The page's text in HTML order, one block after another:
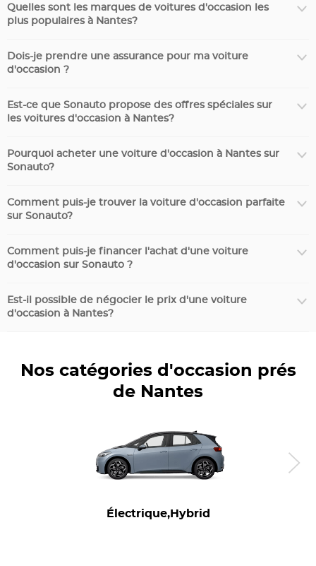
Quelles sont les marques de voitures d'occasion les
plus populaires à Nantes?
Dois-je prendre une assurance pour ma voiture
d'occasion ?
Est-ce que Sonauto propose des offres spéciales sur
les voitures d'occasion à Nantes?
Pourquoi acheter une voiture d'occasion à Nantes sur
Sonauto?
Comment puis-je trouver la voiture d'occasion parfaite
sur Sonauto?
Comment puis-je financer l'achat d'une voiture
d'occasion sur Sonauto ?
Est-il possible de négocier le prix d'une voiture
d'occasion à Nantes?
Nos catégories d'occasion prés
de Nantes
Électrique,Hybrid